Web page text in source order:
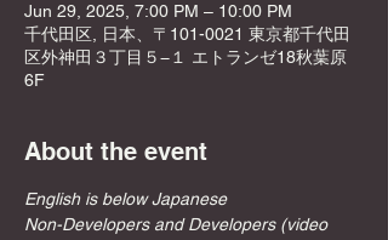
Jun 29, 2025, 7:00 PM – 10:00 PM
千代田区, 日本、〒101-0021 東京都千代田
区外神田３丁目５−１ エトランゼ18秋葉原
6F
About the event
English is below Japanese
Non-Developers and Developers (video